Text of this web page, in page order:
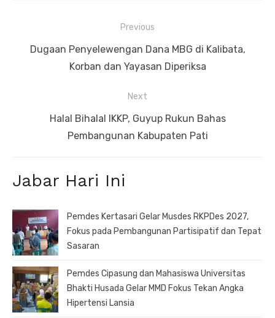
pos
Previous
Previous
Dugaan Penyelewengan Dana MBG di Kalibata,
Korban dan Yayasan Diperiksa
Next
Halal Bihalal IKKP, Guyup Rukun Bahas
Pembangunan Kabupaten Pati
Jabar Hari Ini
Pemdes Kertasari Gelar Musdes RKPDes 2027,
Fokus pada Pembangunan Partisipatif dan Tepat
Sasaran
Pemdes Cipasung dan Mahasiswa Universitas
Bhakti Husada Gelar MMD Fokus Tekan Angka
Hipertensi Lansia